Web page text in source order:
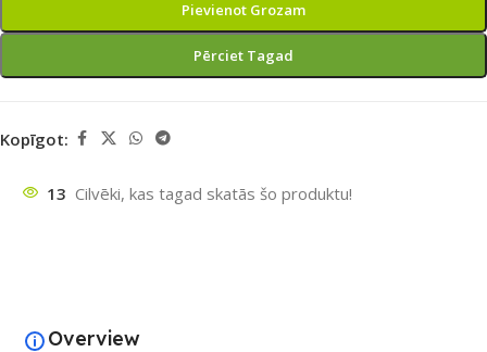
Pievienot Grozam
Pērciet Tagad
Kopīgot:
13 Cilvēki, kas tagad skatās šo produktu!
Overview